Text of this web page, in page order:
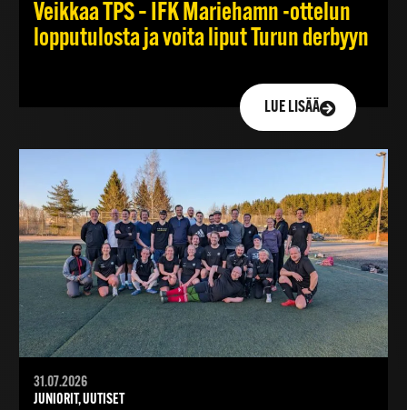
Veikkaa TPS – IFK Mariehamn -ottelun
lopputulosta ja voita liput Turun derbyyn
LUE LISÄÄ
31.07.2026
JUNIORIT, UUTISET